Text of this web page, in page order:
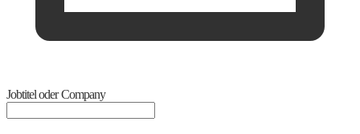
Jobtitel oder Company